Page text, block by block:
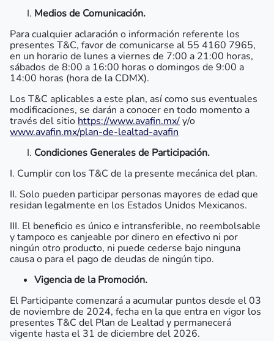
Medios de Comunicación.
Para cualquier aclaración o información referente los
presentes T&C, favor de comunicarse al 55 4160 7965,
en un horario de lunes a viernes de 7:00 a 21:00 horas,
sábados de 8:00 a 16:00 horas o domingos de 9:00 a
14:00 horas (hora de la CDMX).
Los T&C aplicables a este plan, así como sus eventuales
modificaciones, se darán a conocer en todo momento a
través del sitio https://www.avafin.mx/y/o
www.avafin.mx/plan-de-lealtad-avafin
Condiciones Generales de Participación.
I. Cumplir con los T&C de la presente mecánica del plan.
II. Solo pueden participar personas mayores de edad que
residan legalmente en los Estados Unidos Mexicanos.
III. El beneficio es único e intransferible, no reembolsable
y tampoco es canjeable por dinero en efectivo ni por
ningún otro producto, ni puede cederse bajo ninguna
causa o para el pago de deudas de ningún tipo.
Vigencia de la Promoción.
El Participante comenzará a acumular puntos desde el 03
de noviembre de 2024, fecha en la que entra en vigor los
presentes T&C del Plan de Lealtad y permanecerá
vigente hasta el 31 de diciembre del 2026.